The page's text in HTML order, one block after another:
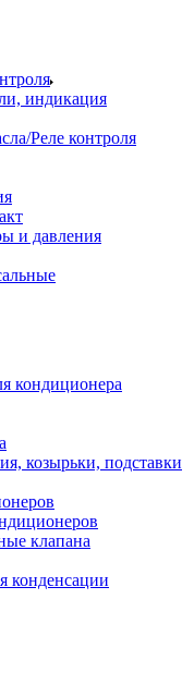
индикация
Реле контроля
и давления
кондиционера
козырьки, подставки
клапана
конденсации